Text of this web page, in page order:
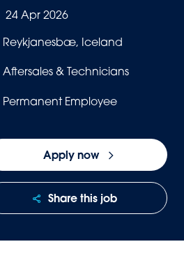
24 Apr 2026
Reykjanesbæ, Iceland
Aftersales & Technicians
Permanent Employee
Apply now
Share this job